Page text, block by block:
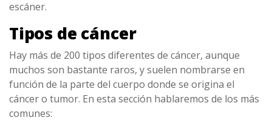
escáner.
Tipos de cáncer
Hay más de 200 tipos diferentes de cáncer, aunque
muchos son bastante raros, y suelen nombrarse en
función de la parte del cuerpo donde se origina el
cáncer o tumor. En esta sección hablaremos de los más
comunes: